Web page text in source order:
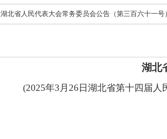
湖北省人民代表大会常务委员会公告（第三百六十一号
湖北
(2025年3月26日湖北省第十四届